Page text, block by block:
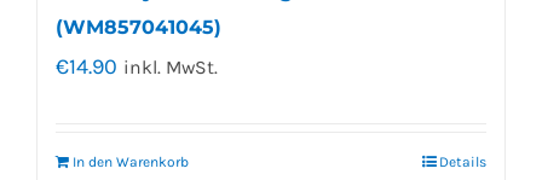
(WM857041045)
€14.90 inkl. MwSt.
In den Warenkorb Details